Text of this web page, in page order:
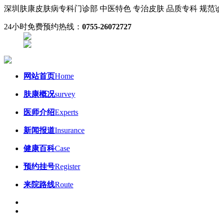
深圳肤康皮肤病专科门诊部 中医特色 专治皮肤 品质专科 规
24小时免费预约热线： 0755-26072727
网站首页Home
肤康概况survey
医师介绍Experts
新闻报道Insurance
健康百科Case
预约挂号Register
来院路线Route